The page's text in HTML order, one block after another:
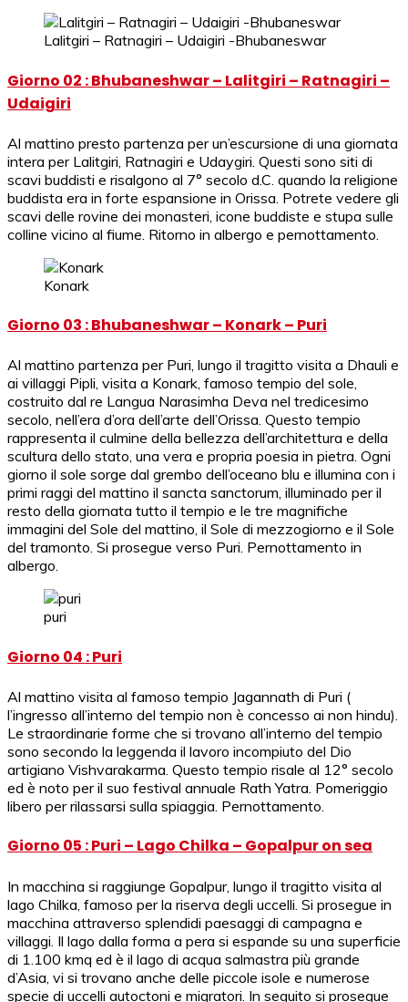
Lalitgiri – Ratnagiri – Udaigiri -Bhubaneswar
Giorno 02 : Bhubaneshwar – Lalitgiri – Ratnagiri –
Udaigiri
Al mattino presto partenza per un’escursione di una giornata
intera per Lalitgiri, Ratnagiri e Udaygiri. Questi sono siti di
scavi buddisti e risalgono al 7° secolo d.C. quando la religione
buddista era in forte espansione in Orissa. Potrete vedere gli
scavi delle rovine dei monasteri, icone buddiste e stupa sulle
colline vicino al fiume. Ritorno in albergo e pernottamento.
Konark
Giorno 03 : Bhubaneshwar – Konark – Puri
Al mattino partenza per Puri, lungo il tragitto visita a Dhauli e
ai villaggi Pipli, visita a Konark, famoso tempio del sole,
costruito dal re Langua Narasimha Deva nel tredicesimo
secolo, nell’era d’ora dell’arte dell’Orissa. Questo tempio
rappresenta il culmine della bellezza dell’architettura e della
scultura dello stato, una vera e propria poesia in pietra. Ogni
giorno il sole sorge dal grembo dell’oceano blu e illumina con i
primi raggi del mattino il sancta sanctorum, illuminado per il
resto della giornata tutto il tempio e le tre magnifiche
immagini del Sole del mattino, il Sole di mezzogiorno e il Sole
del tramonto. Si prosegue verso Puri. Pernottamento in
albergo.
puri
Giorno 04 : Puri
Al mattino visita al famoso tempio Jagannath di Puri (
l’ingresso all’interno del tempio non è concesso ai non hindu).
Le straordinarie forme che si trovano all’interno del tempio
sono secondo la leggenda il lavoro incompiuto del Dio
artigiano Vishvarakarma. Questo tempio risale al 12° secolo
ed è noto per il suo festival annuale Rath Yatra. Pomeriggio
libero per rilassarsi sulla spiaggia. Pernottamento.
Giorno 05 : Puri – Lago Chilka – Gopalpur on sea
In macchina si raggiunge Gopalpur, lungo il tragitto visita al
lago Chilka, famoso per la riserva degli uccelli. Si prosegue in
macchina attraverso splendidi paesaggi di campagna e
villaggi. Il lago dalla forma a pera si espande su una superficie
di 1.100 kmq ed è il lago di acqua salmastra più grande
d’Asia, vi si trovano anche delle piccole isole e numerose
specie di uccelli autoctoni e migratori. In seguito si prosegue